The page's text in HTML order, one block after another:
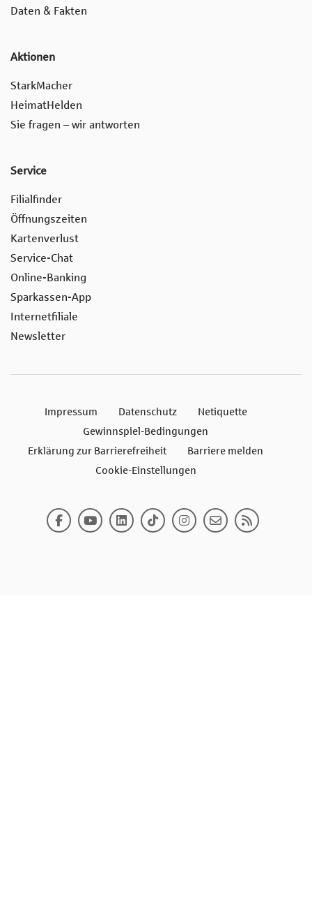
Daten & Fakten
Aktionen
StarkMacher
HeimatHelden
Sie fragen – wir antworten
Service
Filialfinder
Öffnungszeiten
Kartenverlust
Service-Chat
Online-Banking
Sparkassen-App
Internetfiliale
Newsletter
Impressum Datenschutz
Netiquette
Gewinnspiel-Bedingungen
Erklärung zur Barrierefreiheit
Barriere melden
Cookie-Einstellungen